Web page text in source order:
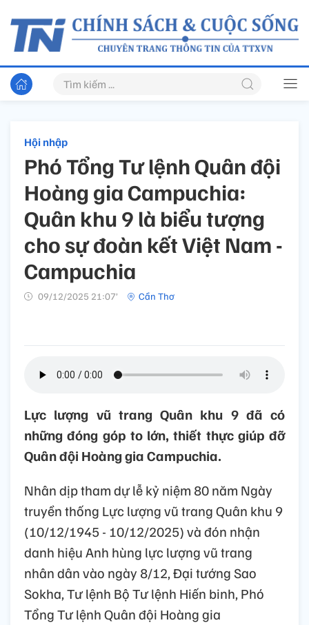
Hội nhập
Phó Tổng Tư lệnh Quân đội
Hoàng gia Campuchia:
Quân khu 9 là biểu tượng
cho sự đoàn kết Việt Nam -
Campuchia
09/12/2025 21:07’ Cần Thơ
Lực lượng vũ trang Quân khu 9 đã có
những đóng góp to lớn, thiết thực giúp đỡ
Quân đội Hoàng gia Campuchia.
Nhân dịp tham dự lễ kỷ niệm 80 năm Ngày
truyền thống Lực lượng vũ trang Quân khu 9
(10/12/1945 - 10/12/2025) và đón nhận
danh hiệu Anh hùng lực lượng vũ trang
nhân dân vào ngày 8/12, Đại tướng Sao
Sokha, Tư lệnh Bộ Tư lệnh Hiến binh, Phó
Tổng Tư lệnh Quân đội Hoàng gia